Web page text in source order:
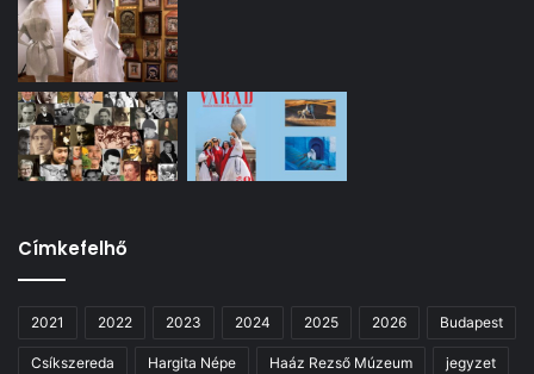
Címkefelhő
2021 2022 2023 2024 2025 2026 Budapest
Csíkszereda Hargita Népe Haáz Rezső Múzeum jegyzet